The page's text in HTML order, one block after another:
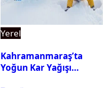
Yerel
Kahramanmaraş’ta
Yoğun Kar Yağışı